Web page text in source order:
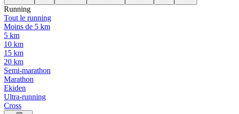
Running
Tout le running
Moins de 5 km
5 km
10 km
15 km
20 km
Semi-marathon
Marathon
Ekiden
Ultra-running
Cross